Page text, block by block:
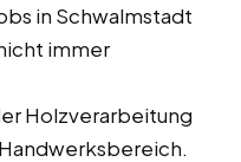
in Schwalmstadt
immer
Holzverarbeitung